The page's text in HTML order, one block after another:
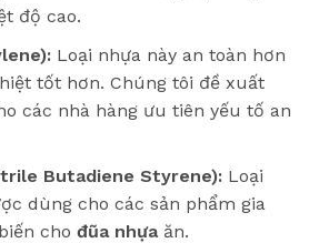
độ cao.
Loại nhựa này an toàn hơn
tốt hơn. Chúng tôi đề xuất
các nhà hàng ưu tiên yếu tố an
Butadiene Styrene): Loại
dùng cho các sản phẩm gia
cho đũa nhựaăn.